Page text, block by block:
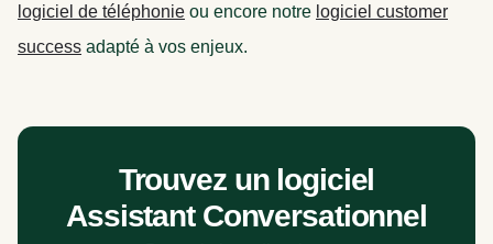
logiciel de téléphonie ou encore notre logiciel customer
success adapté à vos enjeux.
Trouvez un logiciel
Assistant Conversationnel